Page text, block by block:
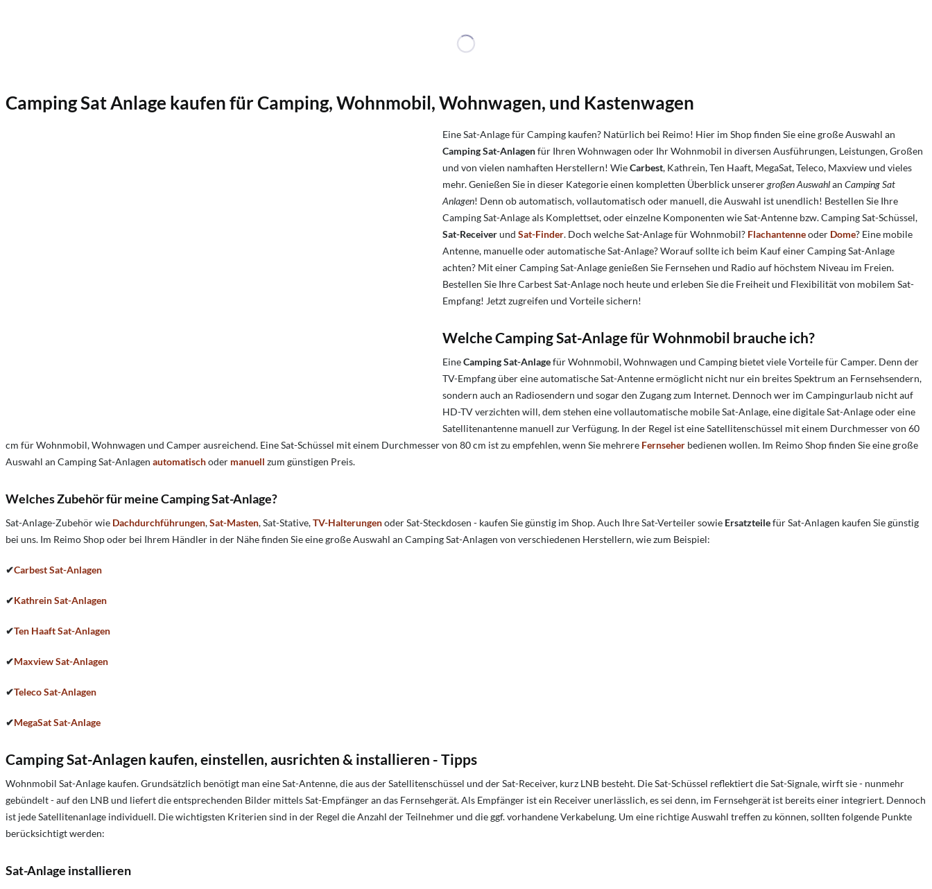
Camping Sat Anlage kaufen für Camping, Wohnmobil, Wohnwagen, und Kastenwagen
Eine Sat-Anlage für Camping kaufen? Natürlich bei Reimo! Hier im Shop finden Sie eine große Auswahl an
Camping Sat-Anlagenfür Ihren Wohnwagen oder Ihr Wohnmobil in diversen Ausführungen, Leistungen, Großen
und von vielen namhaften Herstellern! WieCarbest, Kathrein, Ten Haaft, MegaSat, Teleco, Maxview und vieles
mehr. Genießen Sie in dieser Kategorie einen kompletten Überblick unserergroßen Auswahlan Camping Sat
Anlagen! Denn ob automatisch, vollautomatisch oder manuell, die Auswahl ist unendlich! Bestellen Sie Ihre
Camping Sat-Anlage als Komplettset, oder einzelne Komponenten wie Sat-Antenne bzw. Camping Sat-Schüssel,
Sat-Receiverund Sat-Finder. Doch welche Sat-Anlage für Wohnmobil? Flachantenneoder Dome? Eine mobile
Antenne, manuelle oder automatische Sat-Anlage? Worauf sollte ich beim Kauf einer Camping Sat-Anlage
achten? Mit einer Camping Sat-Anlage genießen Sie Fernsehen und Radio auf höchstem Niveau im Freien.
Bestellen Sie Ihre Carbest Sat-Anlage noch heute und erleben Sie die Freiheit und Flexibilität von mobilem Sat-
Empfang! Jetzt zugreifen und Vorteile sichern!
Welche Camping Sat-Anlage für Wohnmobil brauche ich?
EineCamping Sat-Anlagefür Wohnmobil, Wohnwagen und Camping bietet viele Vorteile für Camper. Denn der
TV-Empfang über eine automatische Sat-Antenne ermöglicht nicht nur ein breites Spektrum an Fernsehsendern,
sondern auch an Radiosendern und sogar den Zugang zum Internet. Dennoch wer im Campingurlaub nicht auf
HD-TV verzichten will, dem stehen eine vollautomatische mobile Sat-Anlage, eine digitale Sat-Anlage oder eine
Satellitenantenne manuell zur Verfügung. In der Regel ist eine Satellitenschüssel mit einem Durchmesser von 60
cm für Wohnmobil, Wohnwagen und Camper ausreichend. Eine Sat-Schüssel mit einem Durchmesser von 80 cm ist zu empfehlen, wenn Sie mehrere Fernseher bedienen wollen. Im Reimo Shop finden Sie eine große
Auswahl an Camping Sat-Anlagen automatischoder manuell zum günstigen Preis.
Welches Zubehör für meine Camping Sat-Anlage?
Sat-Anlage-Zubehör wie Dachdurchführungen,Sat-Masten, Sat-Stative,TV-Halterungenoder Sat-Steckdosen - kaufen Sie günstig im Shop. Auch Ihre Sat-Verteiler sowie Ersatzteilefür Sat-Anlagen kaufen Sie günstig
bei uns. Im Reimo Shop oder bei Ihrem Händler in der Nähe finden Sie eine große Auswahl an Camping Sat-Anlagen von verschiedenen Herstellern, wie zum Beispiel:
✔Carbest Sat-Anlagen
✔Kathrein Sat-Anlagen
✔Ten Haaft Sat-Anlagen
✔Maxview Sat-Anlagen
✔Teleco Sat-Anlagen
✔MegaSat Sat-Anlage
Camping Sat-Anlagen kaufen, einstellen, ausrichten & installieren - Tipps
Wohnmobil Sat-Anlage kaufen. Grundsätzlich benötigt man eine Sat-Antenne, die aus der Satellitenschüssel und der Sat-Receiver, kurz LNB besteht. Die Sat-Schüssel reflektiert die Sat-Signale, wirft sie - nunmehr
gebündelt - auf den LNB und liefert die entsprechenden Bilder mittels Sat-Empfänger an das Fernsehgerät. Als Empfänger ist ein Receiver unerlässlich, es sei denn, im Fernsehgerät ist bereits einer integriert. Dennoch
ist jede Satellitenanlage individuell. Die wichtigsten Kriterien sind in der Regel die Anzahl der Teilnehmer und die ggf. vorhandene Verkabelung. Um eine richtige Auswahl treffen zu können, sollten folgende Punkte
berücksichtigt werden:
Sat-Anlage installieren